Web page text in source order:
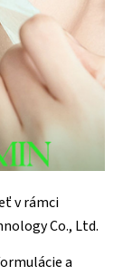
v rámci
Co., Ltd.
a